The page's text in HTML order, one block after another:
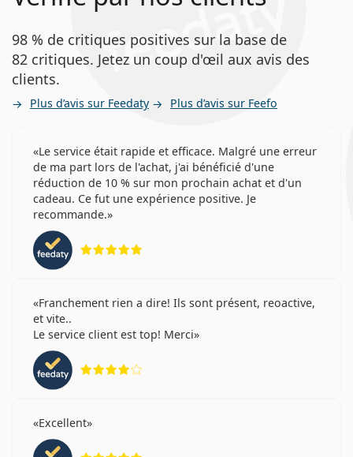
98 % de critiques positives sur la base de
82 critiques. Jetez un coup d'œil aux avis des
clients.
Plus d’avis sur Feedaty Plus d’avis sur Feefo
Le service était rapide et efficace. Malgré une erreur
de ma part lors de l'achat, j'ai bénéficié d'une
réduction de 10 % sur mon prochain achat et d'un
cadeau. Ce fut une expérience positive. Je
recommande.
Franchement rien a dire! Ils sont présent, reoactive,
et vite..
Le service client est top! Merci
Excellent